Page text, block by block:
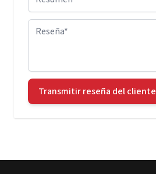
Reseña
Transmitir reseña del cliente